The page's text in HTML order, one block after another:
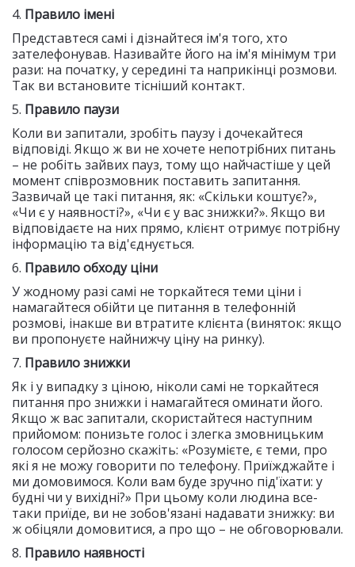
4. Правило імені
Представтеся самі і дізнайтеся ім'я того, хто
зателефонував. Називайте його на ім'я мінімум три
рази: на початку, у середині та наприкінці розмови.
Так ви встановите тісніший контакт.
5. Правило паузи
Коли ви запитали, зробіть паузу і дочекайтеся
відповіді. Якщо ж ви не хочете непотрібних питань
– не робіть зайвих пауз, тому що найчастіше у цей
момент співрозмовник поставить запитання.
Зазвичай це такі питання, як: «Скільки коштує?»,
«Чи є у наявності?», «Чи є у вас знижки?». Якщо ви
відповідаєте на них прямо, клієнт отримує потрібну
інформацію та від'єднується.
6. Правило обходу ціни
У жодному разі самі не торкайтеся теми ціни і
намагайтеся обійти це питання в телефонній
розмові, інакше ви втратите клієнта (виняток: якщо
ви пропонуєте найнижчу ціну на ринку).
7. Правило знижки
Як і у випадку з ціною, ніколи самі не торкайтеся
питання про знижки і намагайтеся оминати його.
Якщо ж вас запитали, скористайтеся наступним
прийомом: понизьте голос і злегка змовницьким
голосом серйозно скажіть: «Розумієте, є теми, про
які я не можу говорити по телефону. Приїжджайте і
ми домовимося. Коли вам буде зручно під'їхати: у
будні чи у вихідні?» При цьому коли людина все-
таки приїде, ви не зобов'язані надавати знижку: ви
ж обіцяли домовитися, а про що – не обговорювали.
8. Правило наявності